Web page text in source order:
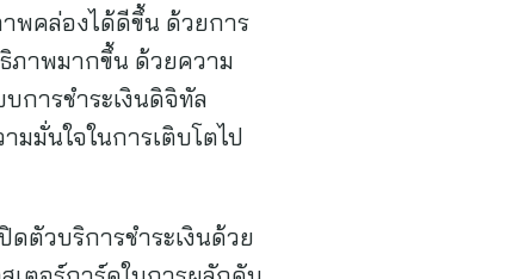
พคล่องได้ดีขึ้น ด้วยการ
ธิภาพมากขึ้น ด้วยความ
การชำระเงินดิจิทัล
มมั่นใจในการเติบโตไป
ดตัวบริการชำระเงินด้วย